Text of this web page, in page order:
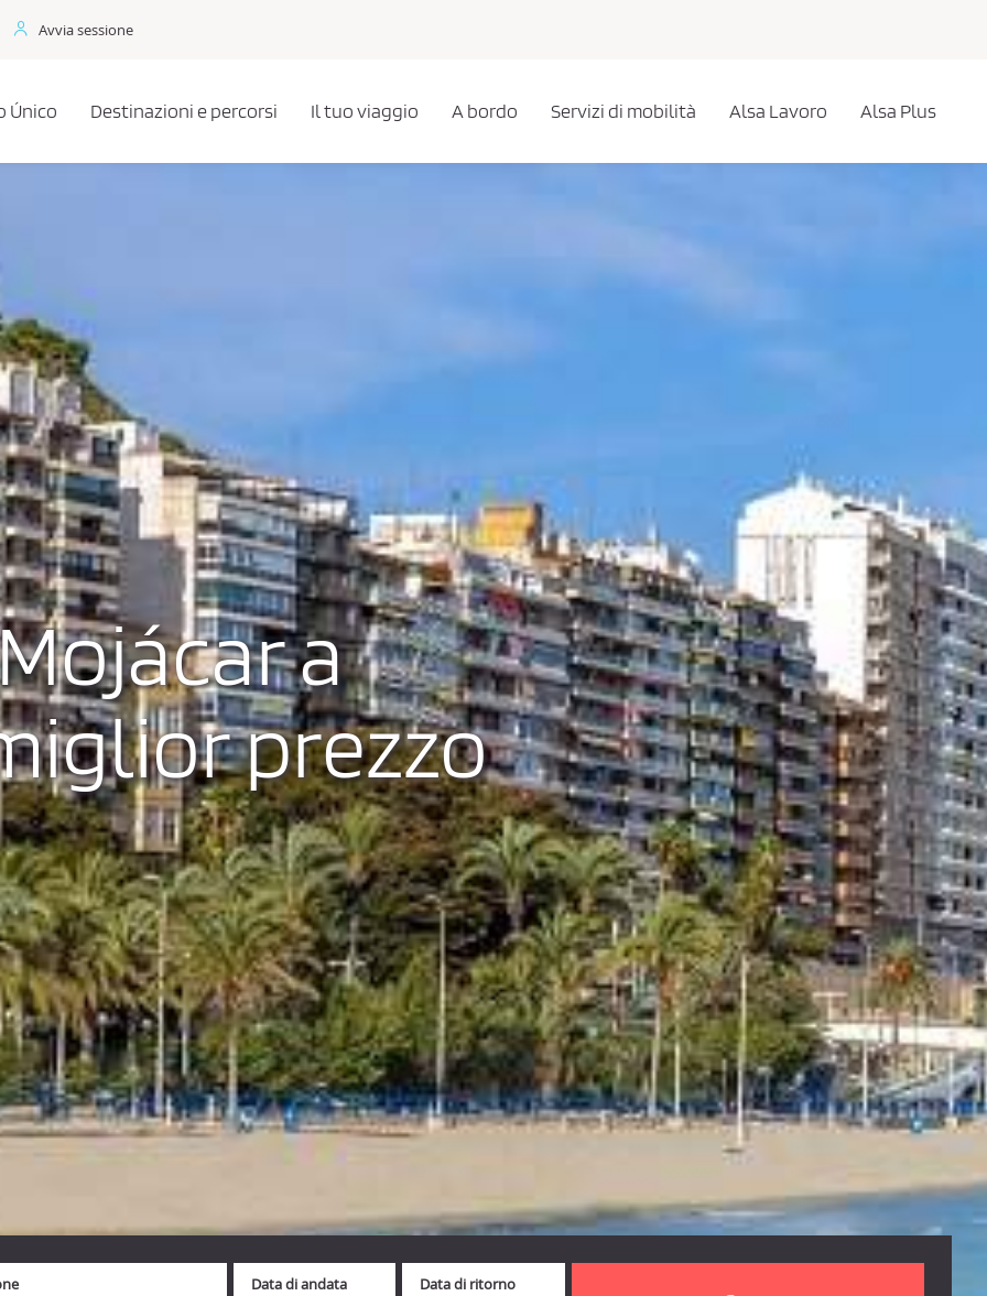
Avvia sessione
Único Destinazioni e percorsi Il tuo viaggio A bordo Servizi di mobilità Alsa Lavoro Alsa Plus
a
prezzo
Data di andata Data di ritorno